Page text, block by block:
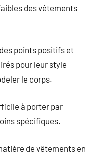
des vêtements
points positifs et
pour leur style
le corps.
à porter par
spécifiques.
de vêtements en